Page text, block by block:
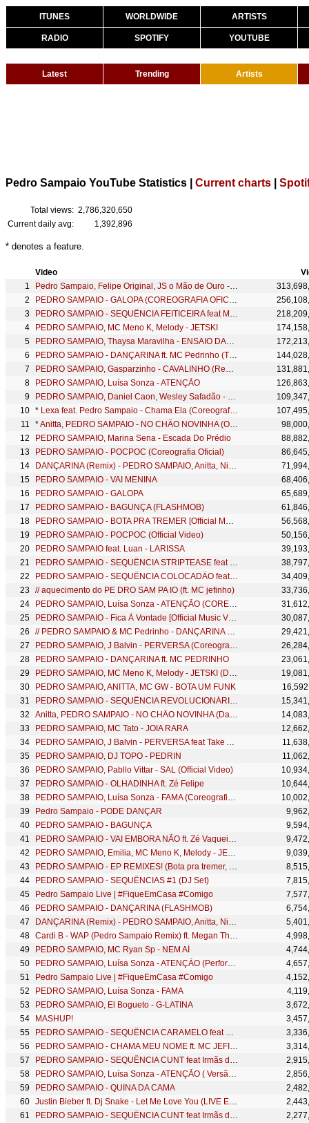
ITUNES WORLDWIDE ARTISTS
RADIO SPOTIFY YOUTUBE
Latest Trending Artists
Pedro Sampaio YouTube Statistics | Current charts
Total views: 2,786,320,650
Current daily avg:
1,392,896
* denotes a feature.
Video
Pedro Sampaio, Felipe Original, JS o Mão de Ouro - SENTADÃO
PEDRO SAMPAIO - GALOPA (COREOGRAFIA OFICIAL)
PEDRO SAMPAIO - SEQUÊNCIA FEITICEIRA feat MC GW, MC Rodrigo do CN, MC Jhey, MC Nito
PEDRO SAMPAIO, MC Meno K, Melody - JETSKI
PEDRO SAMPAIO, Thaysa Maravilha - ENSAIO DAS MARAVILHAS
PEDRO SAMPAIO - DANÇARINA ft. MC Pedrinho (TikTok LIVE)
PEDRO SAMPAIO, Gasparzinho - CAVALINHO (Remix)
PEDRO SAMPAIO, Luísa Sonza - ATENÇÃO
PEDRO SAMPAIO, Daniel Caon, Wesley Safadão - FALA MAL DE MIM
* Lexa feat. Pedro Sampaio - Chama Ela (Coreografia Oficial)
*Anitta, PEDRO SAMPAIO - NO CHÃO NOVINHA (Official Music Video)
PEDRO SAMPAIO, Marina Sena - Escada Do Prédio
PEDRO SAMPAIO - POCPOC (Coreografia Oficial)
DANÇARINA (Remix) - PEDRO SAMPAIO, Anitta, Nicky Jam, Dadju, MC Pedrinho (Official Music Video)
PEDRO SAMPAIO - VAI MENINA
PEDRO SAMPAIO - GALOPA
PEDRO SAMPAIO - BAGUNÇA (FLASHMOB)
PEDRO SAMPAIO - BOTA PRA TREMER [Official Music Video]
PEDRO SAMPAIO - POCPOC (Official Video)
PEDRO SAMPAIO feat. Luan - LARISSA
PEDRO SAMPAIO - SEQUÊNCIA STRIPTEASE feat MC GW, MC Talibã, MC Debby
PEDRO SAMPAIO - SEQUÊNCIA COLOCADÃO feat MC GW, MC Delano, MC Meno K
// aquecimento do PE DRO SAM PA IO (ft. MC jefinho)
PEDRO SAMPAIO, Luísa Sonza - ATENÇÃO (COREOGRAFIA OFICIAL)
PEDRO SAMPAIO - Fica À Vontade [Official Music Video]
// PEDRO SAMPAIO & MC Pedrinho - DANÇARINA com ANITTA
PEDRO SAMPAIO, J Balvin - PERVERSA (Coreografia Oficial)
PEDRO SAMPAIO - DANÇARINA ft. MC PEDRINHO
PEDRO SAMPAIO, MC Meno K, Melody - JETSKI (Dance Video)
PEDRO SAMPAIO, ANITTA, MC GW - BOTA UM FUNK
PEDRO SAMPAIO - SEQUÊNCIA REVOLUCIONÁRIA feat MC GW, MC Rogê
Anitta, PEDRO SAMPAIO - NO CHÃO NOVINHA (Dance Video)
PEDRO SAMPAIO, MC Tato - JOIA RARA
PEDRO SAMPAIO, J Balvin - PERVERSA feat Take A Daytrip
PEDRO SAMPAIO, DJ TOPO - PEDRIN
PEDRO SAMPAIO, Pabllo Vittar - SAL (Official Video)
PEDRO SAMPAIO - OLHADINHA ft. Zé Felipe
PEDRO SAMPAIO, Luísa Sonza - FAMA (Coreografia Oficial)
Pedro Sampaio - PODE DANÇAR
PEDRO SAMPAIO - BAGUNÇA
PEDRO SAMPAIO - VAI EMBORA NÃO ft. Zé Vaqueiro (TikTok Live)
PEDRO SAMPAIO, Emilia, MC Meno K, Melody - JETSKI REMIX (Dance Video)
PEDRO SAMPAIO - EP REMIXES! (Bota pra tremer, Vai menina, Chama Ela, SENTADÃO) | Ao Vivo
PEDRO SAMPAIO - SEQUÊNCIAS #1 (DJ Set)
Pedro Sampaio Live | #FiqueEmCasa #Comigo
PEDRO SAMPAIO - DANÇARINA (FLASHMOB)
DANÇARINA (Remix) - PEDRO SAMPAIO, Anitta, Nicky Jam, Dadju, MC Pedrinho (Lyric Video Oficial)
Cardi B - WAP (Pedro Sampaio Remix) ft. Megan Thee Stallion #WAPde4
PEDRO SAMPAIO, MC Ryan Sp - NEM AÍ
PEDRO SAMPAIO, Luísa Sonza - ATENÇÃO (Performance Ao Vivo)
Pedro Sampaio Live | #FiqueEmCasa #Comigo
PEDRO SAMPAIO, Luísa Sonza - FAMA
PEDRO SAMPAIO, El Bogueto - G-LATINA
MASHUP!
PEDRO SAMPAIO - SEQUÊNCIA CARAMELO feat MC Nito, MC TH
PEDRO SAMPAIO - CHAMA MEU NOME ft. MC JEFINHO
PEDRO SAMPAIO - SEQUÊNCIA CUNT feat Irmãs de Pau, MC GW, Tasha Kaiala, Clementaum
PEDRO SAMPAIO, Luísa Sonza - ATENÇÃO ( Versão do Clipe só com OOMPA-LOOMPAS )
PEDRO SAMPAIO - QUINA DA CAMA
Justin Bieber ft. Dj Snake - Let Me Love You (LIVE EDIT)
PEDRO SAMPAIO - SEQUÊNCIA CUNT feat Irmãs de Pau, Tasha Kaiala, Clementaum e MC GW